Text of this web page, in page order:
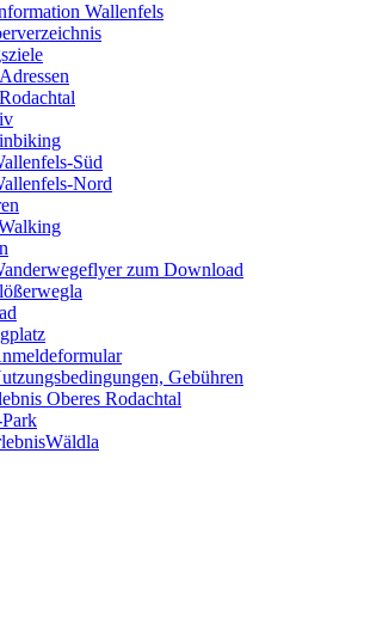
Wallenfels
Süd
Nord
zum Download
Gebühren
Oberes Rodachtal